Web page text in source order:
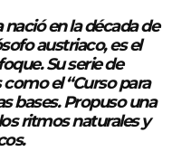
en la década de
austriaco, es el
Su serie de
el “Curso para
bases. Propuso una
ritmos naturales y